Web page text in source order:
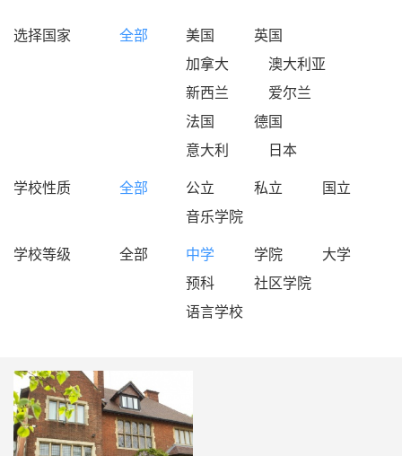
选择国家 全部 美国
英国
加拿大
澳大利亚
新西兰
爱尔兰
法国
德国
意大利
日本
学校性质
全部 公立 私立
国立
音乐学院
学校等级
全部 中学 学院
大学
预科
社区学院
语言学校